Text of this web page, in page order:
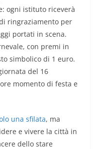
ogni istituto riceverà
ringraziamento per
portati in scena.
con premi in
simbolico di 1 euro.
del 16
momento di festa e
una sfilata, ma
e vivere la città in
dello stare